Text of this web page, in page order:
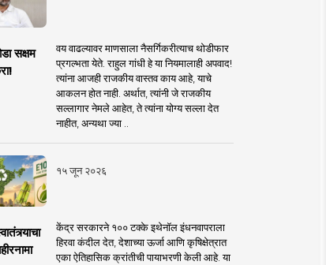
सक्षम
वय वाढल्यावर माणसाला नैसर्गिकरीत्याच थोडीफार
प्रगल्भता येते. राहुल गांधी हे या नियमालाही अपवाद!
त्यांना आजही राजकीय वास्तव काय आहे, याचे
आकलन होत नाही. अर्थात, त्यांनी जे राजकीय
सल्लागार नेमले आहेत, ते त्यांना योग्य सल्ला देत
नाहीत, अन्यथा ज्या ..
१५ जून २०२६
केंद्र सरकारने १०० टक्के इथेनॉल इंधनवापराला
हिरवा कंदील देत, देशाच्या ऊर्जा आणि कृषिक्षेत्रात
एका ऐतिहासिक क्रांतीची पायाभरणी केली आहे. या